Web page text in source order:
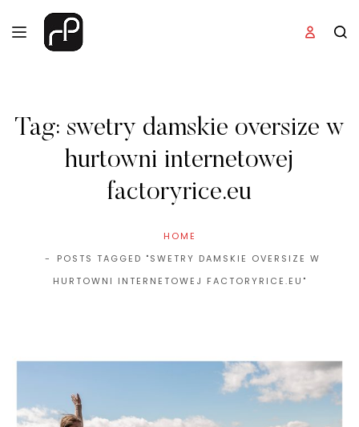
Tag: swetry damskie oversize w
hurtowni internetowej
factoryrice.eu
HOME
POSTS TAGGED "SWETRY DAMSKIE OVERSIZE W
HURTOWNI INTERNETOWEJ FACTORYRICE.EU"